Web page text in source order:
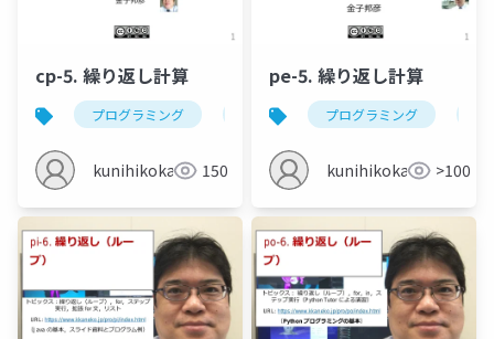
cp-5. 繰り返し計算
プログラミング while for
kunihikokaneko150
pe-5. 繰り返し計算
プログラミング
kunihikokaneko>100